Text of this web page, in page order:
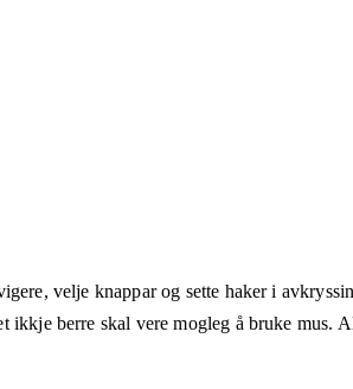
velje knappar og sette haker i
ikkje berre skal vere mogleg å bruke mus.